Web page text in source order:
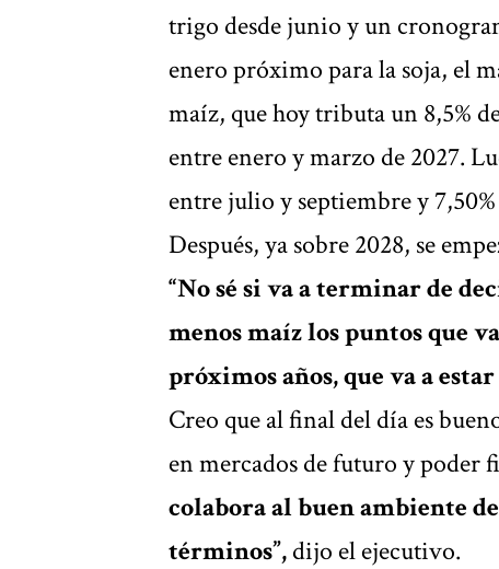
trigo desde junio y un
enero próximo para la soja, el
maíz, que hoy tributa un 8,5%
entre enero y marzo de 2027.
entre julio y septiembre y
Después, ya sobre 2028, se
“No sé si va a terminar de
menos maíz los puntos que
próximos años, que va a
Creo que al final del día es
en mercados de futuro y poder
colabora al buen ambiente
términos”,dijo el ejecutivo.